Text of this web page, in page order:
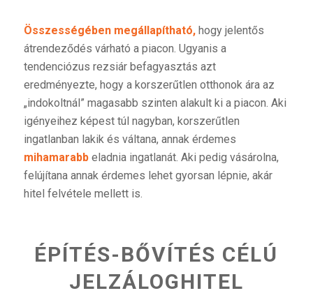
Összességében megállapítható,hogy jelentős
átrendeződés várható a piacon. Ugyanis a
tendenciózus rezsiár befagyasztás azt
eredményezte, hogy a korszerűtlen otthonok ára az
„indokoltnál” magasabb szinten alakult ki a piacon. Aki
igényeihez képest túl nagyban, korszerűtlen
ingatlanban lakik és váltana, annak érdemes
mihamarabbeladnia ingatlanát. Aki pedig vásárolna,
felújítana annak érdemes lehet gyorsan lépnie, akár
hitel felvétele mellett is.
ÉPÍTÉS-BŐVÍTÉS CÉLÚ
JELZÁLOGHITEL